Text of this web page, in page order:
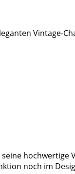
Vintage-
hochwertige
noch im